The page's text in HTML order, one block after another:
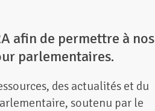
afin de permettre à nos
parlementaires.
des actualités et du
soutenu par le